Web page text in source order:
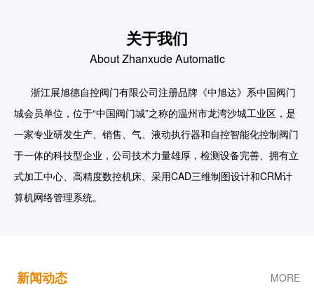
关于我们
About Zhanxude Automatic
浙江展旭德自控阀门有限公司注册品牌《中旭达》系中国阀门
城会员单位，位于“中国阀门城”之称的温州市龙湾沙城工业区，是
一家专业研发生产、销售、气、液动执行器和自控智能化控制阀门
于一体的科技型企业，公司技术力量雄厚，检测设备完善、拥有立
式加工中心、高精度数控机床、采用CAD三维制图设计和CRM计
算机网络管理系统。
新闻动态 MORE